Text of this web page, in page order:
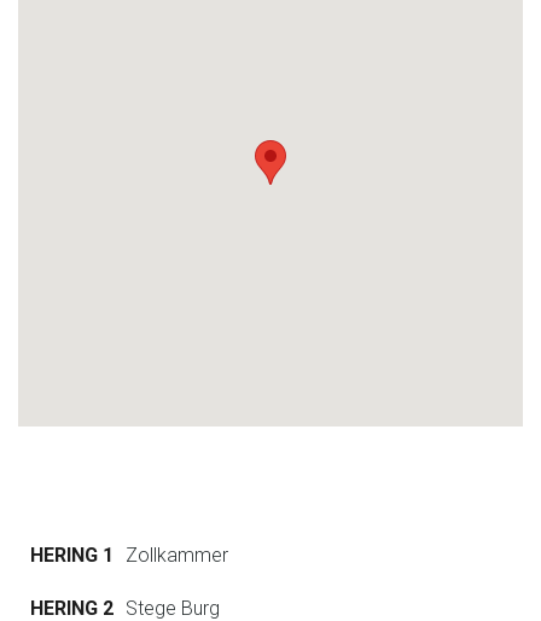
HERING 1 Zollkammer
HERING 2 Stege Burg